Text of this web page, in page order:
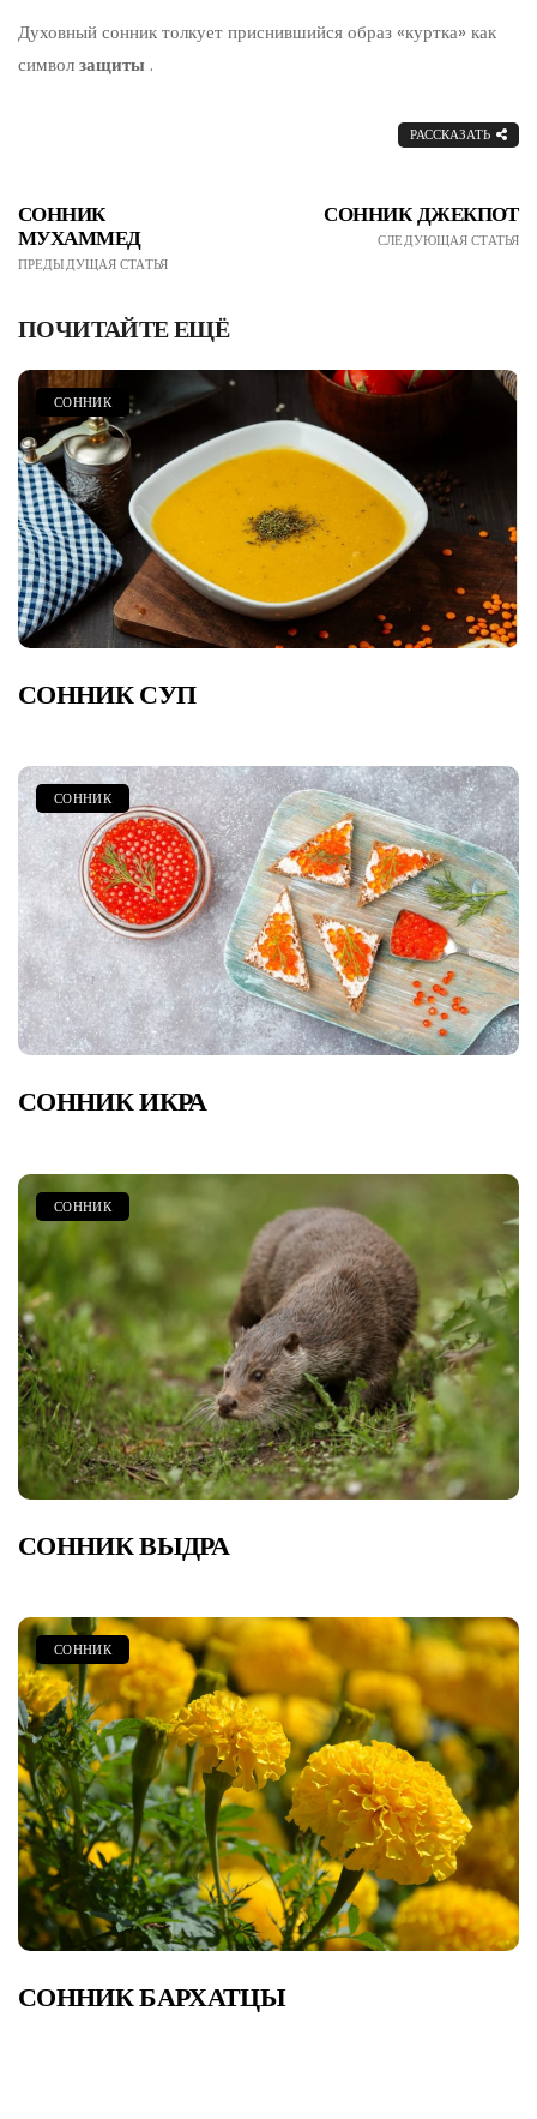
Духовный сонник толкует приснившийся образ «куртка» как
символзащиты .
РАССКАЗАТЬ
СОННИК
МУХАММЕД
ПРЕДЫДУЩАЯ СТАТЬЯ
СОННИК ДЖЕКПОТ
СЛЕДУЮЩАЯ СТАТЬЯ
ПОЧИТАЙТЕ ЕЩЁ
СОННИК
СОННИК СУП
СОННИК
СОННИК ИКРА
СОННИК
СОННИК ВЫДРА
СОННИК
СОННИК БАРХАТЦЫ